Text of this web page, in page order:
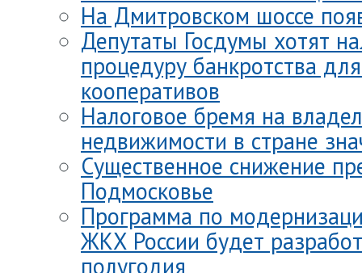
На Дмитровском шоссе
Депутаты Госдумы хотят
процедуру банкротства
кооперативов
Налоговое бремя на
недвижимости в стране
Существенное снижение
Подмосковье
Программа по
ЖКХ России будет
полугодия